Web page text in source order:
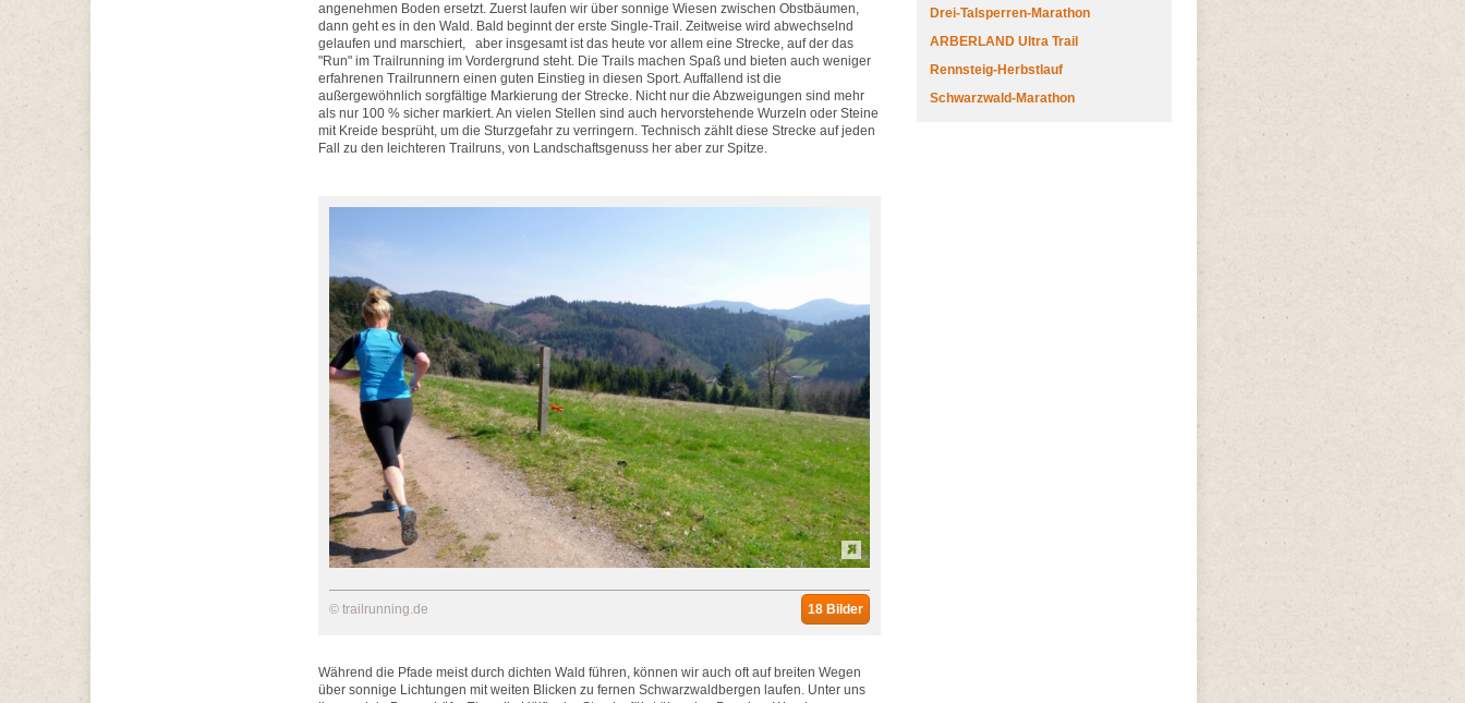
angenehmen Boden ersetzt. Zuerst laufen wir über sonnige Wiesen zwischen Obstbäumen,
dann geht es in den Wald. Bald beginnt der erste Single-Trail. Zeitweise wird abwechselnd
gelaufen und marschiert, aber insgesamt ist das heute vor allem eine Strecke, auf der das
"Run" im Trailrunning im Vordergrund steht. Die Trails machen Spaß und bieten auch weniger
erfahrenen Trailrunnern einen guten Einstieg in diesen Sport. Auffallend ist die
außergewöhnlich sorgfältige Markierung der Strecke. Nicht nur die Abzweigungen sind mehr
als nur 100 % sicher markiert. An vielen Stellen sind auch hervorstehende Wurzeln oder Steine
mit Kreide besprüht, um die Sturzgefahr zu verringern. Technisch zählt diese Strecke auf jeden
Fall zu den leichteren Trailruns, von Landschaftsgenuss her aber zur Spitze.
© trailrunning.de 18 Bilder
Während die Pfade meist durch dichten Wald führen, können wir auch oft auf breiten Wegen
über sonnige Lichtungen mit weiten Blicken zu fernen Schwarzwaldbergen laufen. Unter uns
Drei-Talsperren-Marathon
ARBERLAND Ultra Trail
Rennsteig-Herbstlauf
Schwarzwald-Marathon